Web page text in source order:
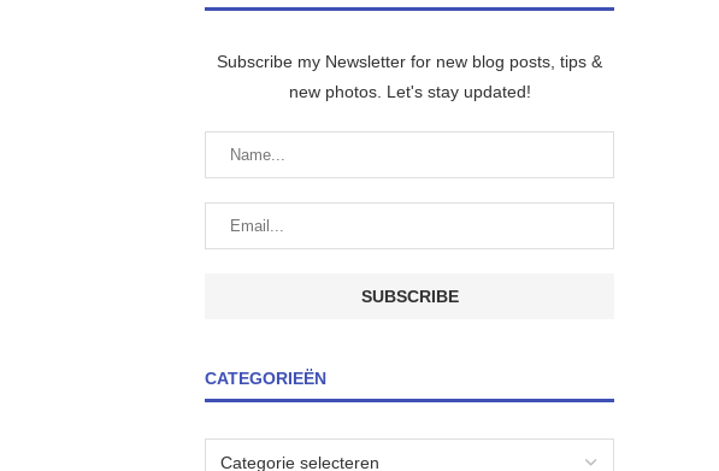
Subscribe my Newsletter for new blog posts, tips &
new photos. Let's stay updated!
CATEGORIEËN